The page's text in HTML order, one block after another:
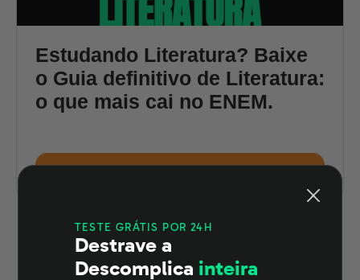
Guia definitivo de
Estudando Literatura? Baixe
o Guia definitivo de Literatura:
o que mais cai no ENEM.
TESTE GRÁTIS POR 24H
Destrave a
Descomplica inteira